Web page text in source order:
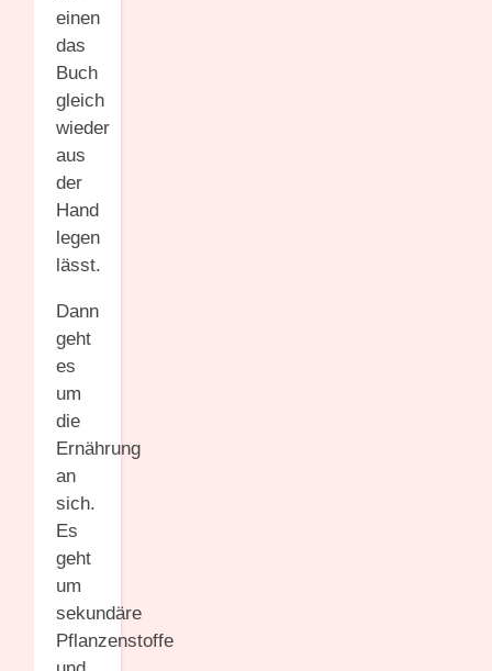
einen
das
Buch
gleich
wieder
aus
der
Hand
legen
lässt.
Dann
geht
es
um
die
Ernährung
an
sich.
Es
geht
um
sekundäre
Pflanzenstoffe